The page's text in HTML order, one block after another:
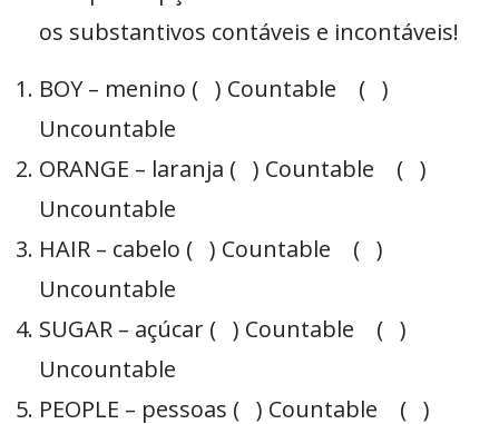
os substantivos contáveis e incontáveis!
BOY – menino ( ) Countable ( )
Uncountable
ORANGE – laranja ( ) Countable ( )
Uncountable
HAIR – cabelo ( ) Countable ( )
Uncountable
SUGAR – açúcar ( ) Countable ( )
Uncountable
PEOPLE – pessoas ( ) Countable ( )